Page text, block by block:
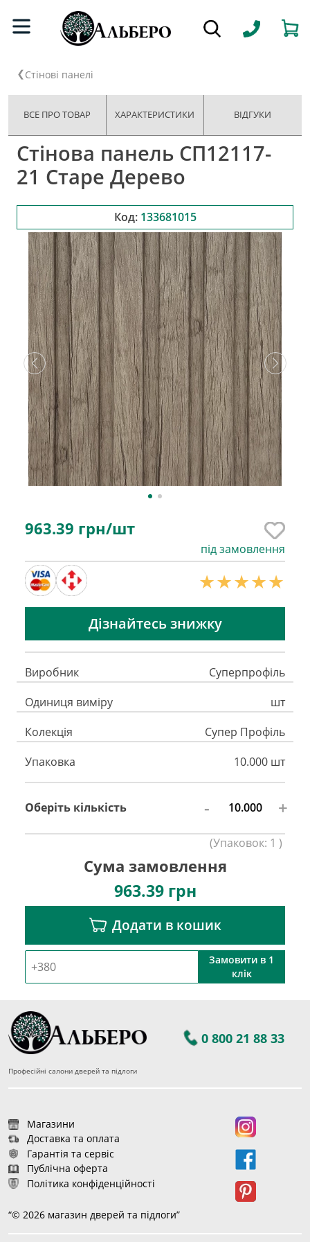
Стінові панелі
ВСЕ ПРО ТОВАР ХАРАКТЕРИСТИКИ ВІДГУКИ
Стінова панель СП12117-
21 Старе Дерево
Код: 133681015
963.39 грн/шт
під замовлення
Дізнайтесь знижку
Виробник
Суперпрофіль
Одиниця виміру
шт
Колекція
Супер Профіль
Упаковка
10.000 шт
Оберіть кількість - +
(Упаковок: 1 )
Сума замовлення
963.39грн
Додати в кошик
Замовити в 1
клік
0 800 21 88 33
Професійні салони дверей та підлоги
Магазини
Доставка та оплата
Гарантія та сервіс
Публічна оферта
Політика конфіденційності
“© 2026 магазин дверей та підлоги”